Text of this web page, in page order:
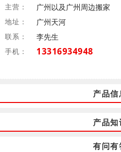
主营： 广州以及广州周边搬家
地址： 广州天河
联系： 李先生
手机： 13316934948
产品信
产品知
有问有